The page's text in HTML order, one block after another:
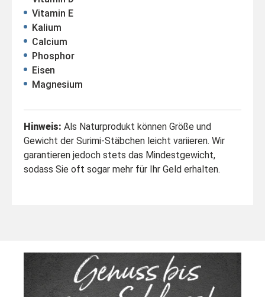
Vitamin E
Kalium
Calcium
Phosphor
Eisen
Magnesium
Hinweis: Als Naturprodukt können Größe und
Gewicht der Surimi-Stäbchen leicht variieren. Wir
garantieren jedoch stets das Mindestgewicht,
sodass Sie oft sogar mehr für Ihr Geld erhalten.